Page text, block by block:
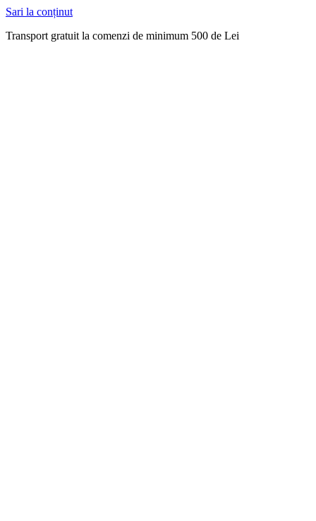
Sari la conținut
Transport gratuit la comenzi de minimum 500 de Lei